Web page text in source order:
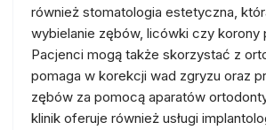
również stomatologia estetyczna,
wybielanie zębów, licówki czy korony
Pacjenci mogą także skorzystać z
pomaga w korekcji wad zgryzu oraz
zębów za pomocą aparatów
klinik oferuje również usługi